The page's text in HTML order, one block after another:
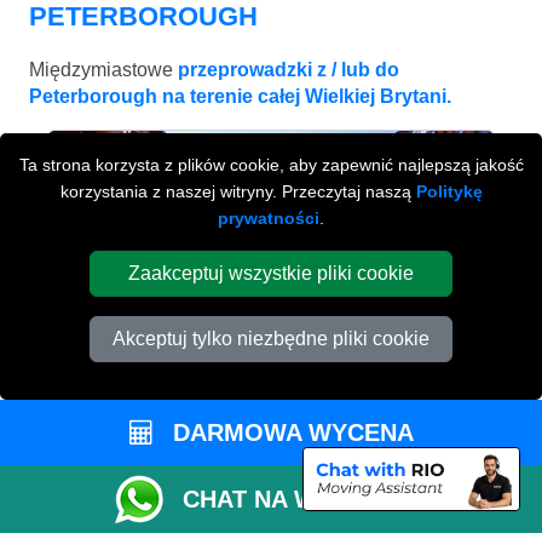
Ta strona korzysta z plików cookie, aby zapewnić najlepszą jakość
korzystania z naszej witryny. Przeczytaj naszą Politykę
prywatności
Zaakceptuj wszystkie pliki cookie
Akceptuj tylko niezbędne pliki cookie
PETERBOROUGH
Międzymiastowe przeprowadzki z / lub do
Peterborough na terenie całej Wielkiej Brytani.
BIRMINGHAM
od £443
DARMOWA WYCENA
CHAT NA WHATSAPP